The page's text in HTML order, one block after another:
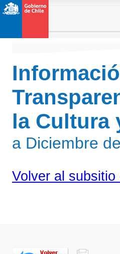
la Cultura
a Diciembre
Volver al